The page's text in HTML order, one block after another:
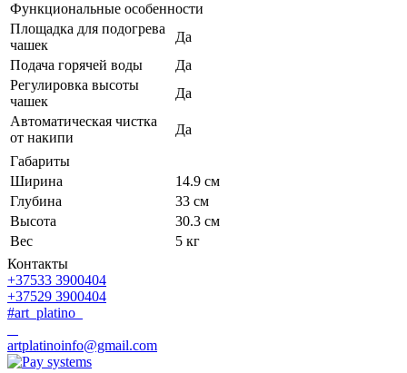
Функциональные особенности
Площадка для подогрева
чашек
Да
Подача горячей воды
Да
Регулировка высоты
чашек
Да
Автоматическая чистка
от накипи
Да
Габариты
Ширина
14.9 см
Глубина
33 см
Высота
30.3 см
Вес
5 кг
Контакты
+37533 3900404
+37529 3900404
#art_platino
artplatinoinfo@gmail.com